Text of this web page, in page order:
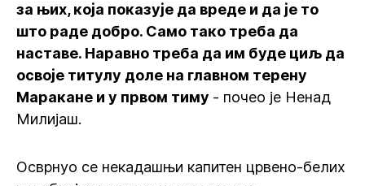
за њих, која показује да вреде и да је то
што раде добро. Само тако треба да
наставе. Наравно треба да им буде циљ да
освоје титулу доле на главном терену
Маракане и у првом тиму - почео је Ненад
Милијаш.
Осврнуо се некадашњи капитен црвено-белих